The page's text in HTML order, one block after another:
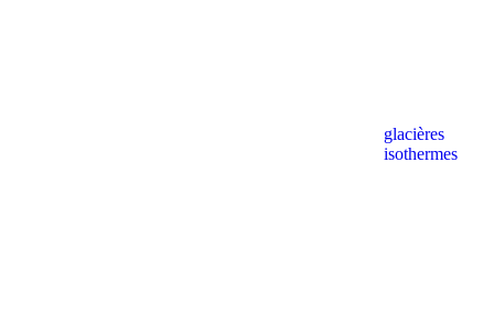
glacières
isothermes